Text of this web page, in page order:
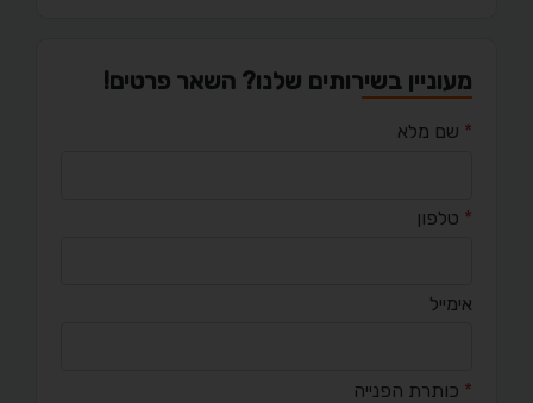
מעוניין בשירותים שלנו? השאר פרטים!
* שם מלא
* טלפון
אימייל
* כותרת הפנייה